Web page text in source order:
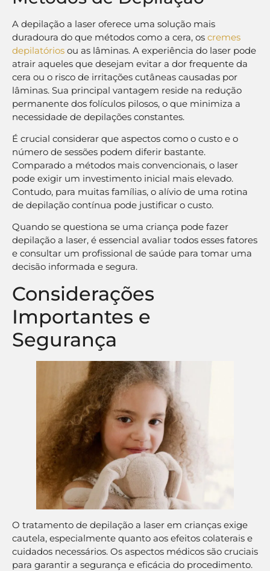
A depilação a laser oferece uma solução mais
duradoura do que métodos como a cera, os cremes
depilatórios ou as lâminas. A experiência do laser pode
atrair aqueles que desejam evitar a dor frequente da
cera ou o risco de irritações cutâneas causadas por
lâminas. Sua principal vantagem reside na redução
permanente dos folículos pilosos, o que minimiza a
necessidade de depilações constantes.
É crucial considerar que aspectos como o custo e o
número de sessões podem diferir bastante.
Comparado a métodos mais convencionais, o laser
pode exigir um investimento inicial mais elevado.
Contudo, para muitas famílias, o alívio de uma rotina
de depilação contínua pode justificar o custo.
Quando se questiona se uma criança pode fazer
depilação a laser, é essencial avaliar todos esses fatores
e consultar um profissional de saúde para tomar uma
decisão informada e segura.
Considerações
Importantes e
Segurança
O tratamento de depilação a laser em crianças exige
cautela, especialmente quanto aos efeitos colaterais e
cuidados necessários. Os aspectos médicos são cruciais
para garantir a segurança e eficácia do procedimento.